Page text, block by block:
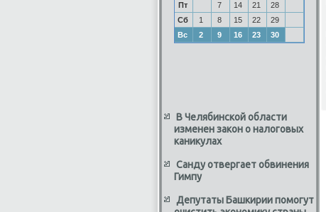
Пт
7 14 21
28
Сб
1 8 15 22
29
Вс
2 9 16 23 30
В Челябинской области
изменен закон о налоговых
каникулах
Санду отвергает обвинения
Гимпу
Депутаты Башкирии помогут